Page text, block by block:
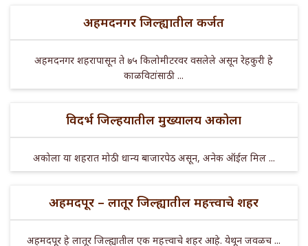
अहमदनगर जिल्ह्यातील कर्जत
अहमदनगर शहरापासून ते ७५ किलोमीटरवर वसलेले असून रेहकुरी हे
काळविटांसाठी ...
विदर्भ जिल्हयातील मुख्यालय अकोला
अकोला या शहरात मोठी धान्य बाजारपेठ असून, अनेक ऑईल मिल ...
अहमदपूर – लातूर जिल्ह्यातील महत्त्वाचे शहर
अहमदपूर हे लातूर जिल्ह्यातील एक महत्त्वाचे शहर आहे. येथून जवळच ...